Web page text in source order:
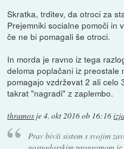
Skratka, trditev, da otroci za
Prejemniki socialne pomoči in
če ne bi pomagali še otroci.
In morda je ravno iz tega
deloma poplačani iz preostale
pomagajo vzdrževat 2 ali celo
takrat "nagradi" z zaplembo.
thramos je4. okt 2016 ob 16:16
Prav bivši sistem s svojim